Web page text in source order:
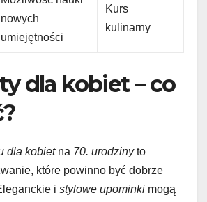
nowych
umiejętności
Kurs
kulinarny
dla kobiet – co
dla kobietna 70. urodzinyto
które powinno być dobrze
i stylowe upominki mogą